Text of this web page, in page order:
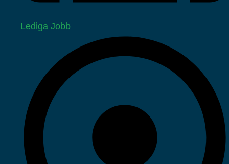
Lediga Jobb